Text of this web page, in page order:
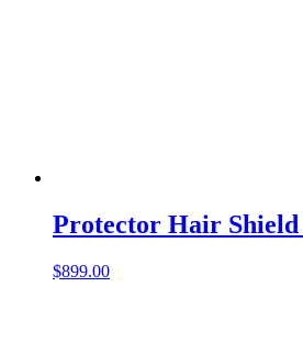
Protector Hair Shield
$899.00